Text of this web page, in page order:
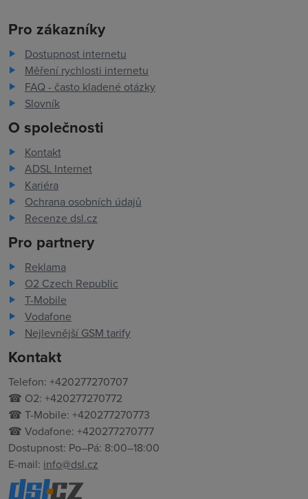
Pro zákazníky
Dostupnost internetu
Měření rychlosti internetu
FAQ - často kladené otázky
Slovník
O společnosti
Kontakt
ADSL Internet
Kariéra
Ochrana osobních údajů
Recenze dsl.cz
Pro partnery
Reklama
O2 Czech Republic
T-Mobile
Vodafone
Nejlevnější GSM tarify
Kontakt
Telefon: +420277270707
☎ O2: +420277270772
☎ T-Mobile: +420277270773
☎ Vodafone: +420277270777
Dostupnost: Po–Pá: 8:00–18:00
E-mail: info@dsl.cz